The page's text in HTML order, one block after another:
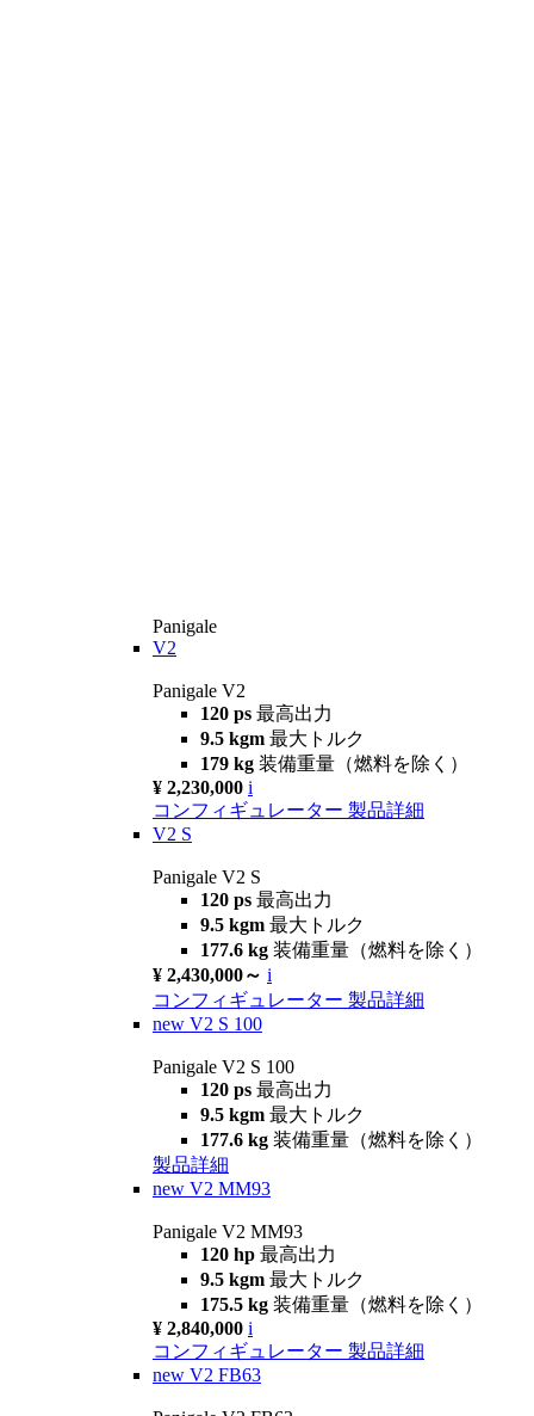
Panigale
V2
Panigale V2
120 ps 最高出力
9.5 kgm 最大トルク
179 kg 装備重量（燃料を除く）
¥ 2,230,000 i
コンフィギュレーター 製品詳細
V2 S
Panigale V2 S
120 ps 最高出力
9.5 kgm 最大トルク
177.6 kg 装備重量（燃料を除く）
¥ 2,430,000～ i
コンフィギュレーター 製品詳細
new V2 S 100
Panigale V2 S 100
120 ps 最高出力
9.5 kgm 最大トルク
177.6 kg 装備重量（燃料を除く）
製品詳細
new V2 MM93
Panigale V2 MM93
120 hp 最高出力
9.5 kgm 最大トルク
175.5 kg 装備重量（燃料を除く）
¥ 2,840,000 i
コンフィギュレーター 製品詳細
new V2 FB63